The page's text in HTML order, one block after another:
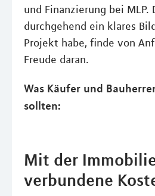
und Finanzierung bei MLP.
durchgehend ein klares
Projekt habe, finde von
Freude daran.
Was Käufer und
sollten:
Mit der
verbundene